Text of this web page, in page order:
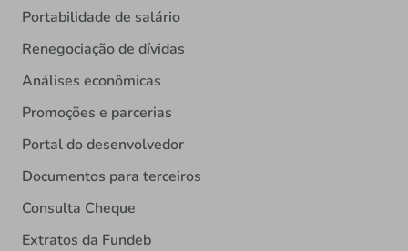
Portabilidade de salário
Renegociação de dívidas
Análises econômicas
Promoções e parcerias
Portal do desenvolvedor
Documentos para terceiros
Consulta Cheque
Extratos da Fundeb